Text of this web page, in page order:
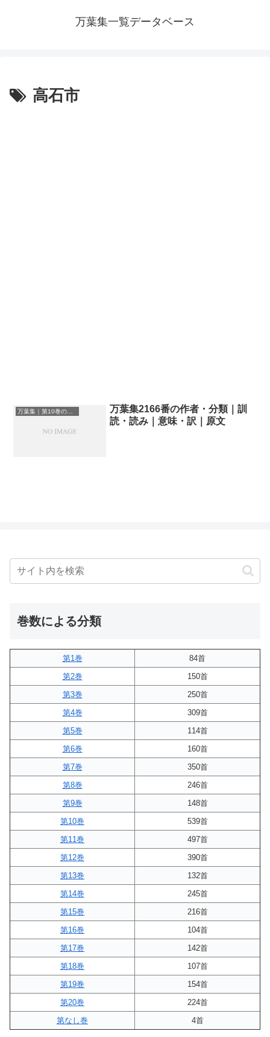
万葉集一覧データベース
高石市
万葉集｜第10巻の和歌一覧
万葉集2166番の作者・分類｜訓
読・読み｜意味・訳｜原文
巻数による分類
第1巻
84首
第2巻
150首
第3巻
250首
第4巻
309首
第5巻
114首
第6巻
160首
第7巻
350首
第8巻
246首
第9巻
148首
第10巻
539首
第11巻
497首
第12巻
390首
第13巻
132首
第14巻
245首
第15巻
216首
第16巻
104首
第17巻
142首
第18巻
107首
第19巻
154首
第20巻
224首
第なし巻
4首